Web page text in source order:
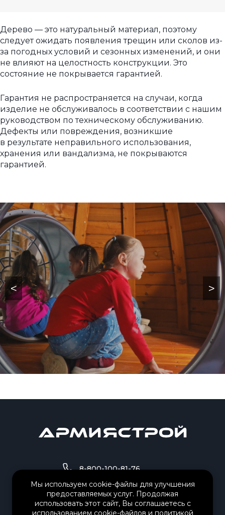
Дерево — это натуральный материал, поэтому
следует ожидать появления трещин или сколов из-
за погодных условий и сезонных изменений, и они
не влияют на целостность конструкции. Это
состояние не покрывается гарантией.
Гарантия не распространяется на случаи, когда
изделие не обслуживалось в соответствии с нашим
руководством по техническому обслуживанию.
Дефекты или повреждения, возникшие
в результате неправильного использования,
хранения или вандализма, не покрываются
гарантией.
< >
8-800-100-81-76
8-995-503-84-01
Мы используем cookie-файлы для улучшения
предоставляемых услуг. Продолжая
использовать этот сайт, Вы соглашаетесь с
использованием cookie-файлов и политикой